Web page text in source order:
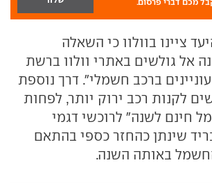
ציינו בוולוו כי השאלה
אל גולשים באתרי וולוו ברשת
ברכב חשמלי". דרך נוספת
לקנות רכב ירוק יותר, לפחות
חינם לשנה" לרוכשי דגמי
שינתן כהחזר כספי בהתאם
באותה השנה.